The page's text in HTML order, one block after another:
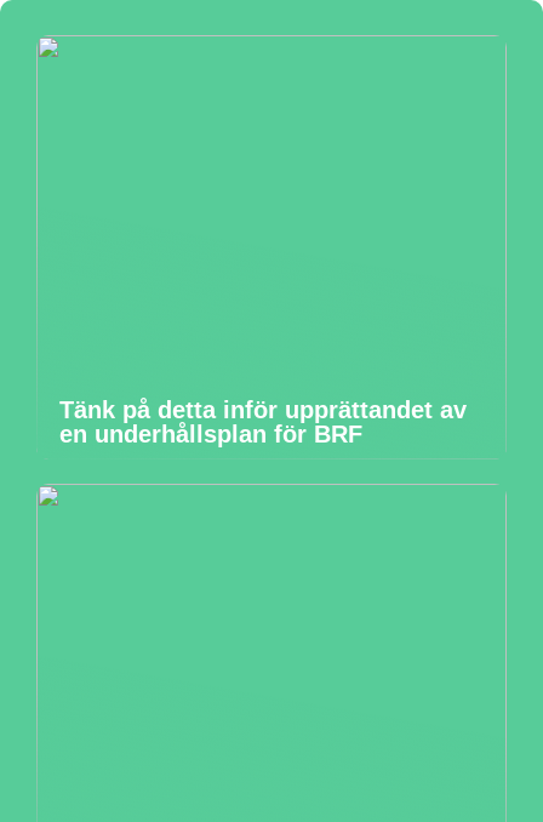
Tänk på detta inför upprättandet av
en underhållsplan för BRF